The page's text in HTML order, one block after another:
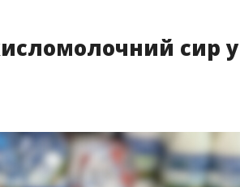
сир у